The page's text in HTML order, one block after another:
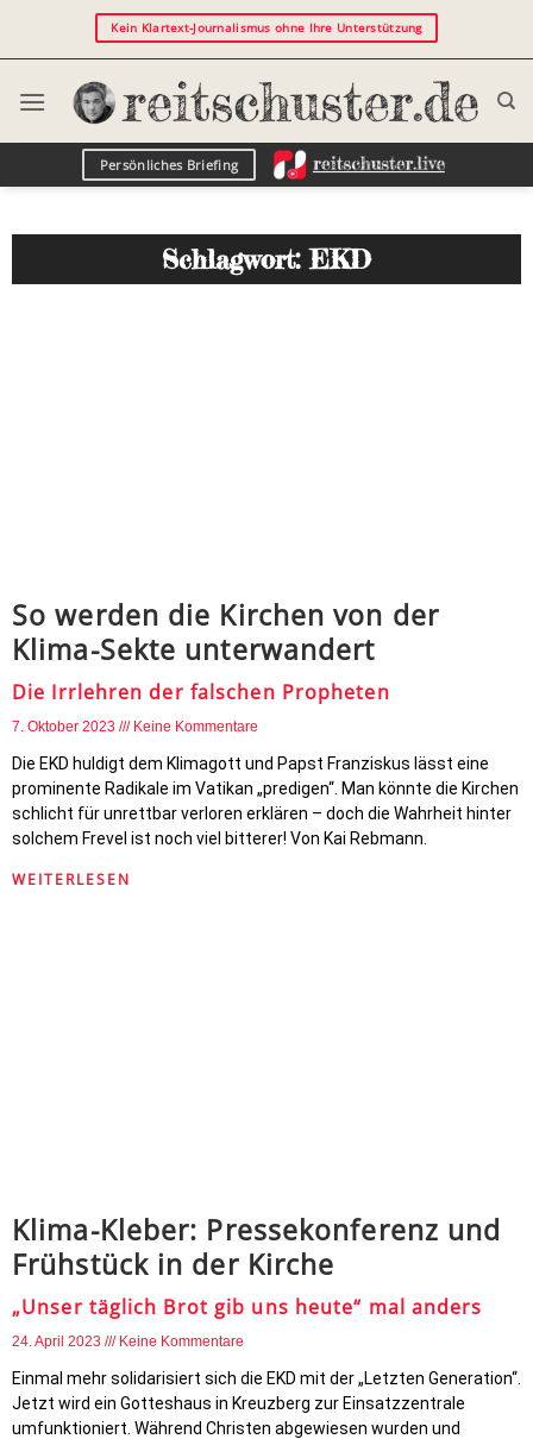
Kein Klartext-Journalismus ohne Ihre Unterstützung
Persönliches Briefing
Schlagwort: EKD
So werden die Kirchen von der
Klima-Sekte unterwandert
Die Irrlehren der falschen Propheten
7. Oktober 2023 Keine Kommentare
Die EKD huldigt dem Klimagott und Papst Franziskus lässt eine
prominente Radikale im Vatikan „predigen“. Man könnte die Kirchen
schlicht für unrettbar verloren erklären – doch die Wahrheit hinter
solchem Frevel ist noch viel bitterer! Von Kai Rebmann.
WEITERLESEN
Klima-Kleber: Pressekonferenz und
Frühstück in der Kirche
„Unser täglich Brot gib uns heute“ mal anders
24. April 2023 Keine Kommentare
Einmal mehr solidarisiert sich die EKD mit der „Letzten Generation“.
Jetzt wird ein Gotteshaus in Kreuzberg zur Einsatzzentrale
umfunktioniert. Während Christen abgewiesen wurden und